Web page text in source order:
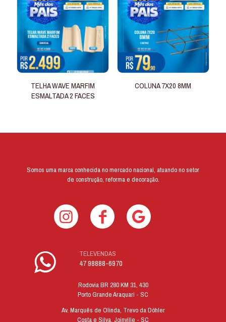
TELHA WAVE MARFIM
ESMALTADA 2 FACES
COLUNA 7X20 8MM
Somos uma marca conhecida no mercado nacional, atuando no setor
de construção, reforma e decoração.
47 98888-6970
TELEVENDAS
Rodovia BR 280 KM 31, 430
Porto Grande Araquari - SC
Av. Marquês de Olinda, Trevo da Döhler
Costa e Silva, Joinville - SC